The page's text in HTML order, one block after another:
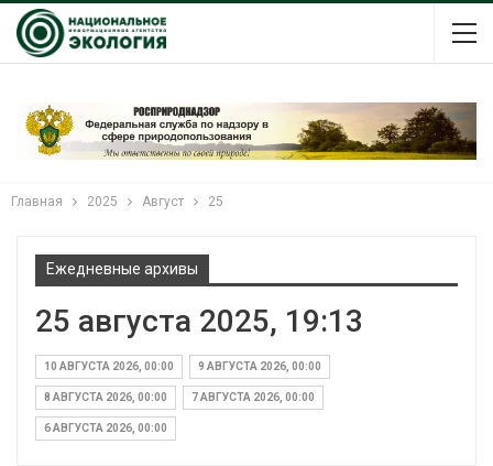
Главная 2025 Август 25
Ежедневные архивы
25 августа 2025, 19:13
10 АВГУСТА 2026, 00:00 9 АВГУСТА 2026, 00:00
8 АВГУСТА 2026, 00:00 7 АВГУСТА 2026, 00:00
6 АВГУСТА 2026, 00:00